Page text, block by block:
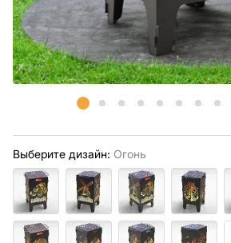
Выберите дизайн: Огонь